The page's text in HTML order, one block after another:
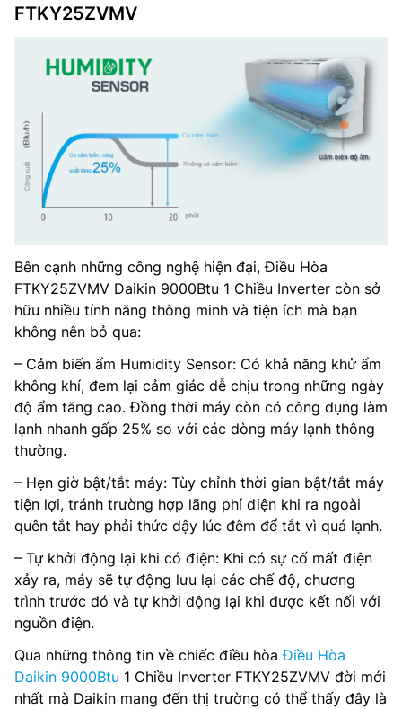
FTKY25ZVMV
Bên cạnh những công nghệ hiện đại, Điều Hòa
FTKY25ZVMV Daikin 9000Btu 1 Chiều Inverter còn sở
hữu nhiều tính năng thông minh và tiện ích mà bạn
không nên bỏ qua:
– Cảm biến ẩm Humidity Sensor: Có khả năng khử ẩm
không khí, đem lại cảm giác dễ chịu trong những ngày
độ ẩm tăng cao. Đồng thời máy còn có công dụng làm
lạnh nhanh gấp 25% so với các dòng máy lạnh thông
thường.
– Hẹn giờ bật/tắt máy: Tùy chỉnh thời gian bật/tắt máy
tiện lợi, tránh trường hợp lãng phí điện khi ra ngoài
quên tắt hay phải thức dậy lúc đêm để tắt vì quá lạnh.
– Tự khởi động lại khi có điện: Khi có sự cố mất điện
xảy ra, máy sẽ tự động lưu lại các chế độ, chương
trình trước đó và tự khởi động lại khi được kết nối với
nguồn điện.
Qua những thông tin về chiếc điều hòaĐiều Hòa
Daikin 9000Btu 1 Chiều Inverter FTKY25ZVMV đời mới
nhất mà Daikin mang đến thị trường có thể thấy đây là